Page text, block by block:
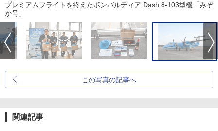
プレミアムフライトを終えたボンバルディア Dash 8-103型機「みぞ
か号」
この写真の記事へ
関連記事